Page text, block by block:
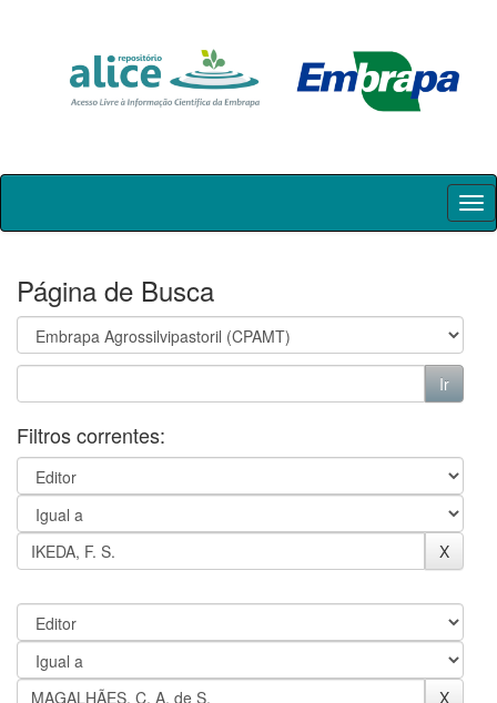
Skip
Página de Busca
Filtros correntes: